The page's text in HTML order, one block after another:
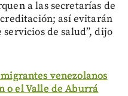
a las secretarías de
así evitarán
de salud”, dijo
venezolanos
o el Valle de Aburrá